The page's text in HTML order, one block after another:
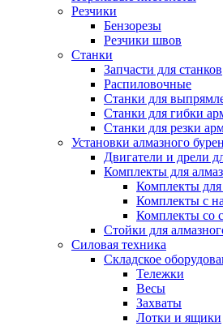
Резчики
Бензорезы
Резчики швов
Станки
Запчасти для станков
Распиловочные
Станки для
Станки для гибки
Станки для резки
Установки алмазного
Двигатели и дрели
Комплекты для
Комплекты
Комплекты с
Комплекты со
Стойки для
Силовая техника
Складское
Тележки
Весы
Захваты
Лотки и ящики